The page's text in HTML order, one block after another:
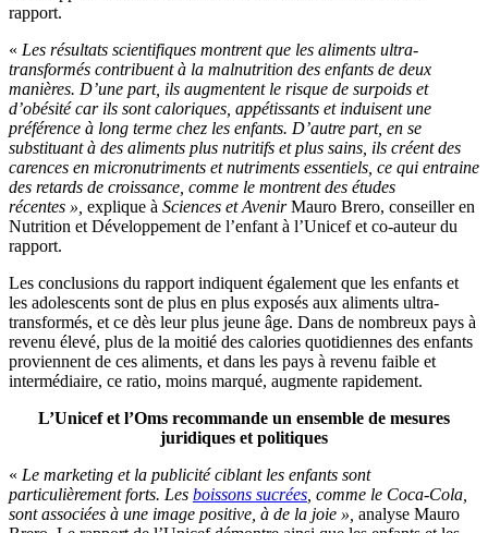
rapport.
« Les résultats scientifiques montrent que les aliments ultra-
transformés contribuent à la malnutrition des enfants de deux
manières. D’une part, ils augmentent le risque de surpoids et
d’obésité car ils sont caloriques, appétissants et induisent une
préférence à long terme chez les enfants. D’autre part, en se
substituant à des aliments plus nutritifs et plus sains, ils créent des
carences en micronutriments et nutriments essentiels, ce qui entraine
des retards de croissance, comme le montrent des études
récentes », explique à Sciences et AvenirMauro Brero, conseiller en
Nutrition et Développement de l’enfant à l’Unicef et co-auteur du
rapport.
Les conclusions du rapport indiquent également que les enfants et
les adolescents sont de plus en plus exposés aux aliments ultra-
transformés, et ce dès leur plus jeune âge. Dans de nombreux pays à
revenu élevé, plus de la moitié des calories quotidiennes des enfants
proviennent de ces aliments, et dans les pays à revenu faible et
intermédiaire, ce ratio, moins marqué, augmente rapidement.
L’Unicef et l’Oms recommande un ensemble de mesures
juridiques et politiques
« Le marketing et la publicité ciblant les enfants sont
particulièrement forts. Les boissons sucrées , comme le Coca-Cola,
sont associées à une image positive, à de la joie », analyse Mauro